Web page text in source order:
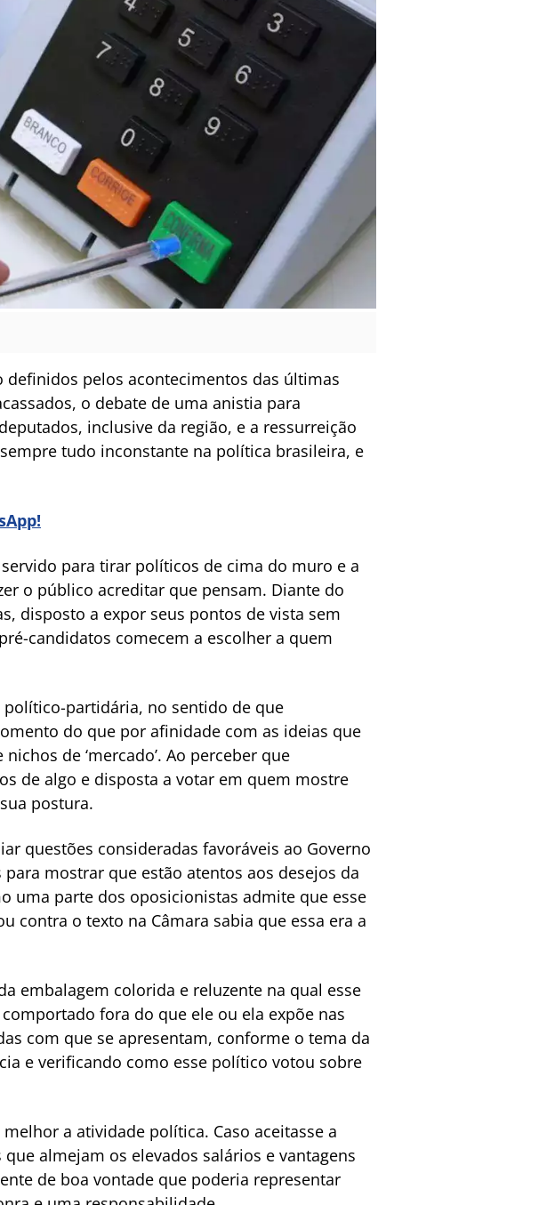
definidos pelos acontecimentos das últimas
o debate de uma anistia para
inclusive da região, e a ressurreição
tudo inconstante na política brasileira, e
para tirar políticos de cima do muro e a
o público acreditar que pensam. Diante do
disposto a expor seus pontos de vista sem
candidatos comecem a escolher a quem
político-partidária, no sentido de que
do que por afinidade com as ideias que
de ‘mercado’. Ao perceber que
de algo e disposta a votar em quem mostre
postura.
questões consideradas favoráveis ao Governo
mostrar que estão atentos aos desejos da
uma parte dos oposicionistas admite que esse
contra o texto na Câmara sabia que essa era a
embalagem colorida e reluzente na qual esse
fora do que ele ou ela expõe nas
com que se apresentam, conforme o tema da
e verificando como esse político votou sobre
a atividade política. Caso aceitasse a
almejam os elevados salários e vantagens
de boa vontade que poderia representar